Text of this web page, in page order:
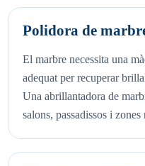
Polidora de
El marbre necessita una
adequat per recuperar
Una abrillantadora de
salons, passadissos i zones